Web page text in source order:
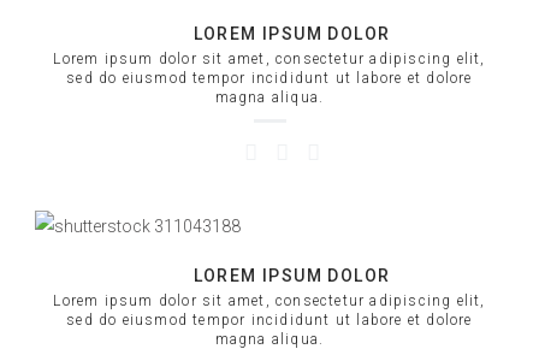
LOREM IPSUM DOLOR
Lorem ipsum dolor sit amet, consectetur adipiscing elit,
sed do eiusmod tempor incididunt ut labore et dolore
magna aliqua.
LOREM IPSUM DOLOR
Lorem ipsum dolor sit amet, consectetur adipiscing elit,
sed do eiusmod tempor incididunt ut labore et dolore
magna aliqua.